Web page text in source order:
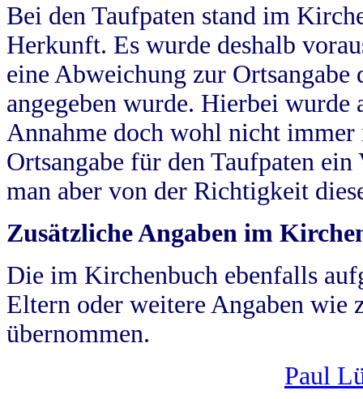
Bei den Taufpaten stand im
Herkunft. Es wurde deshalb
eine Abweichung zur
angegeben wurde. Hierbei wurde
Annahme doch wohl nicht
Ortsangabe für den Taufpaten
man aber von der Richtigkeit
Zusätzliche Angaben im
Die im Kirchenbuch ebenfalls
Eltern oder weitere Angaben wie
übernommen.
Paul